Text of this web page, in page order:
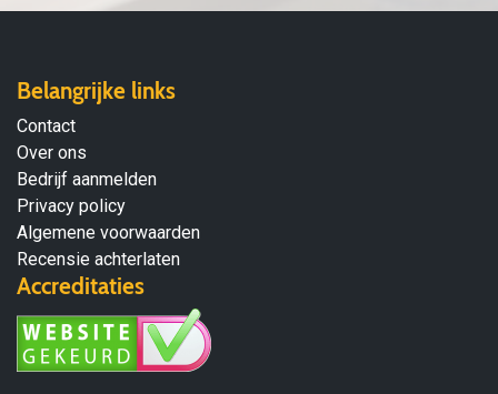
Belangrijke links
Contact
Over ons
Bedrijf aanmelden
Privacy policy
Algemene voorwaarden
Recensie achterlaten
Accreditaties